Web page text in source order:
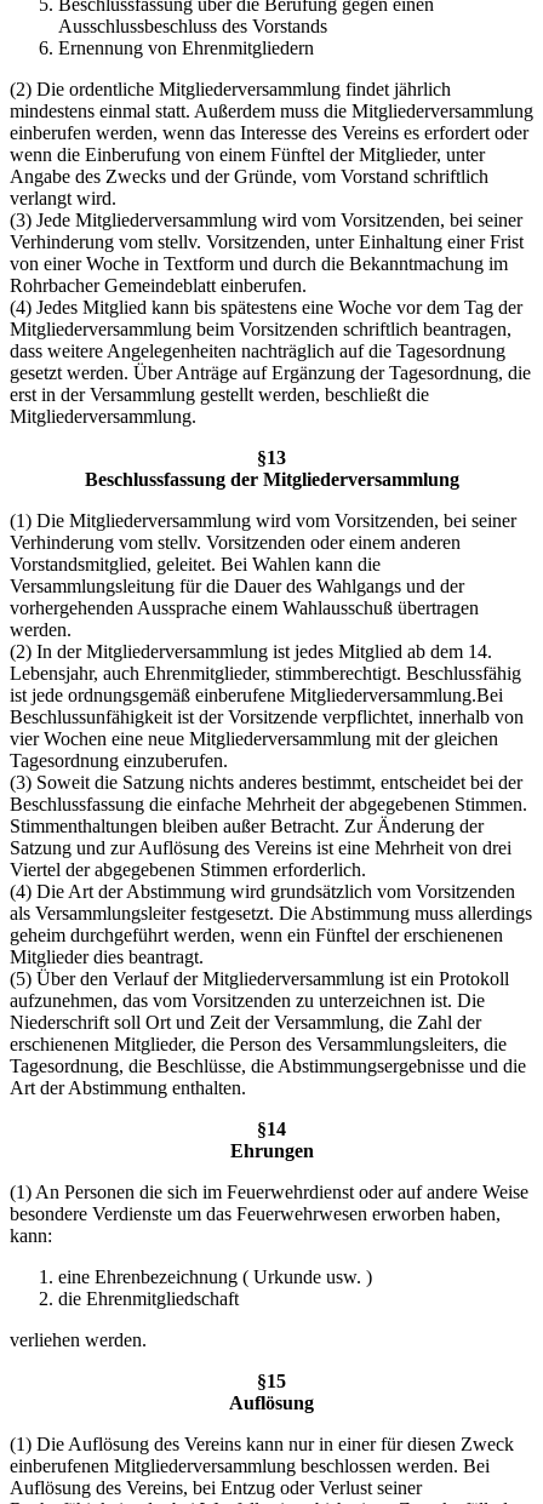
Beschlussfassung über die Berufung gegen einen
Ausschlussbeschluss des Vorstands
Ernennung von Ehrenmitgliedern
(2) Die ordentliche Mitgliederversammlung findet jährlich
mindestens einmal statt. Außerdem muss die Mitgliederversammlung
einberufen werden, wenn das Interesse des Vereins es erfordert oder
wenn die Einberufung von einem Fünftel der Mitglieder, unter
Angabe des Zwecks und der Gründe, vom Vorstand schriftlich
verlangt wird.
(3) Jede Mitgliederversammlung wird vom Vorsitzenden, bei seiner
Verhinderung vom stellv. Vorsitzenden, unter Einhaltung einer Frist
von einer Woche in Textform und durch die Bekanntmachung im
Rohrbacher Gemeindeblatt einberufen.
(4) Jedes Mitglied kann bis spätestens eine Woche vor dem Tag der
Mitgliederversammlung beim Vorsitzenden schriftlich beantragen,
dass weitere Angelegenheiten nachträglich auf die Tagesordnung
gesetzt werden. Über Anträge auf Ergänzung der Tagesordnung, die
erst in der Versammlung gestellt werden, beschließt die
Mitgliederversammlung.
§13
Beschlussfassung der Mitgliederversammlung
(1) Die Mitgliederversammlung wird vom Vorsitzenden, bei seiner
Verhinderung vom stellv. Vorsitzenden oder einem anderen
Vorstandsmitglied, geleitet. Bei Wahlen kann die
Versammlungsleitung für die Dauer des Wahlgangs und der
vorhergehenden Aussprache einem Wahlausschuß übertragen
werden.
(2) In der Mitgliederversammlung ist jedes Mitglied ab dem 14.
Lebensjahr, auch Ehrenmitglieder, stimmberechtigt. Beschlussfähig
ist jede ordnungsgemäß einberufene Mitgliederversammlung.Bei
Beschlussunfähigkeit ist der Vorsitzende verpflichtet, innerhalb von
vier Wochen eine neue Mitgliederversammlung mit der gleichen
Tagesordnung einzuberufen.
(3) Soweit die Satzung nichts anderes bestimmt, entscheidet bei der
Beschlussfassung die einfache Mehrheit der abgegebenen Stimmen.
Stimmenthaltungen bleiben außer Betracht. Zur Änderung der
Satzung und zur Auflösung des Vereins ist eine Mehrheit von drei
Viertel der abgegebenen Stimmen erforderlich.
(4) Die Art der Abstimmung wird grundsätzlich vom Vorsitzenden
als Versammlungsleiter festgesetzt. Die Abstimmung muss allerdings
geheim durchgeführt werden, wenn ein Fünftel der erschienenen
Mitglieder dies beantragt.
(5) Über den Verlauf der Mitgliederversammlung ist ein Protokoll
aufzunehmen, das vom Vorsitzenden zu unterzeichnen ist. Die
Niederschrift soll Ort und Zeit der Versammlung, die Zahl der
erschienenen Mitglieder, die Person des Versammlungsleiters, die
Tagesordnung, die Beschlüsse, die Abstimmungsergebnisse und die
Art der Abstimmung enthalten.
§14
Ehrungen
(1) An Personen die sich im Feuerwehrdienst oder auf andere Weise
besondere Verdienste um das Feuerwehrwesen erworben haben,
kann:
eine Ehrenbezeichnung ( Urkunde usw. )
die Ehrenmitgliedschaft
verliehen werden.
§15
Auflösung
(1) Die Auflösung des Vereins kann nur in einer für diesen Zweck
einberufenen Mitgliederversammlung beschlossen werden. Bei
Auflösung des Vereins, bei Entzug oder Verlust seiner